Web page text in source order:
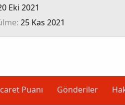
Eki 2021
25 Kas 2021
Puanı Gönderiler